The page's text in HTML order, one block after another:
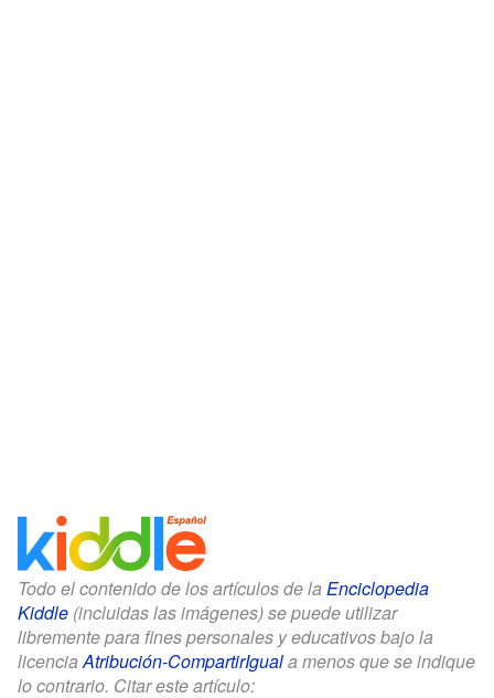
Todo el contenido de los artículos de la Enciclopedia
Kiddle (incluidas las imágenes) se puede utilizar
libremente para fines personales y educativos bajo la
licenciaAtribución-CompartirIguala menos que se indique
lo contrario. Citar este artículo: